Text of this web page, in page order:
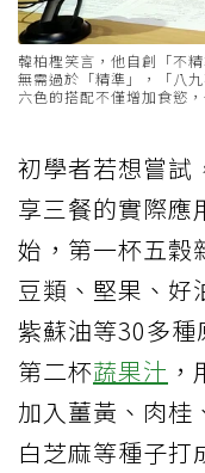
韓柏檉笑言，他自創「不
無需過於「精準」，「八
六色的搭配不僅增加食慾
初學者若想嘗試
享三餐的實際應
始，第一杯五穀
豆類、堅果、好
紫蘇油等30多種
第二杯蔬果汁
加入薑黃、肉桂
白芝麻等種子打